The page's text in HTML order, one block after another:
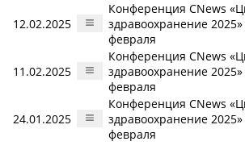
12.02.2025
Конференция CNews
здравоохранение 2025»
февраля
11.02.2025
Конференция CNews
здравоохранение 2025»
февраля
24.01.2025
Конференция CNews
здравоохранение 2025»
февраля